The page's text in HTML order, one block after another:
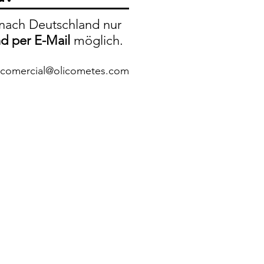
Deutschland nur
per E-Mail möglich.
comercial@olicometes.com